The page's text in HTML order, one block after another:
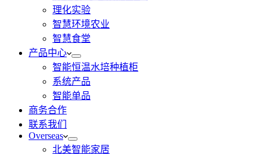
理化实验
智慧环境农业
智慧食堂
产品中心
智能恒温水培种植柜
系统产品
智能单品
商务合作
联系我们
Overseas
北美智能家居